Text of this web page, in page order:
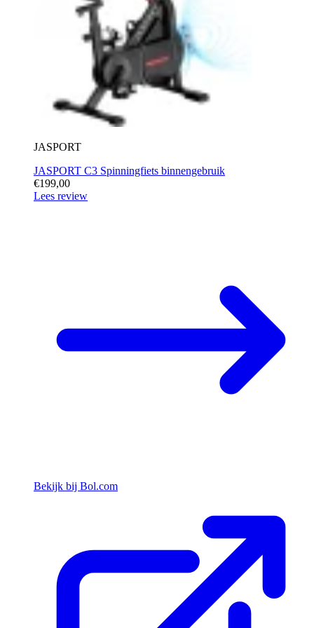
JASPORT
JASPORT C3 Spinningfiets binnengebruik
€199,00
Lees review
Bekijk bij Bol.com